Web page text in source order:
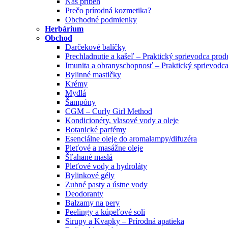
Prečo prírodná kozmetika?
Obchodné podmienky
Herbárium
Obchod
Darčekové balíčky
Prechladnutie a kašeľ – Praktický sprievodca
Imunita a obranyschopnosť – Praktický
Bylinné mastičky
Krémy
Mydlá
Šampóny
CGM – Curly Girl Method
Kondicionéry, vlasové vody a oleje
Botanické parfémy
Esenciálne oleje do aromalampy/difuzéra
Pleťové a masážne oleje
Šľahané maslá
Pleťové vody a hydroláty
Bylinkové gély
Zubné pasty a ústne vody
Deodoranty
Balzamy na pery
Peelingy a kúpeľové soli
Sirupy a Kvapky – Prírodná apatieka